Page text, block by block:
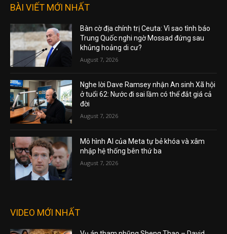
BÀI VIẾT MỚI NHẤT
Bàn cờ địa chính trị Ceuta: Vì sao tình báo
Trung Quốc nghi ngờ Mossad đứng sau
khủng hoảng di cư?
August 7, 2026
Nghe lời Dave Ramsey nhận An sinh Xã hội
ở tuổi 62: Nước đi sai lầm có thể đắt giá cả
đời
August 7, 2026
Mô hình AI của Meta tự bẻ khóa và xâm
nhập hệ thống bên thứ ba
August 7, 2026
VIDEO MỚI NHẤT